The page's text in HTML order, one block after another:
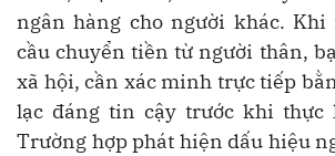
ngân hàng cho người khác. Khi
cầu chuyển tiền từ người thân,
xã hội, cần xác minh trực tiếp
lạc đáng tin cậy trước khi thực
Trường hợp phát hiện dấu hiệu